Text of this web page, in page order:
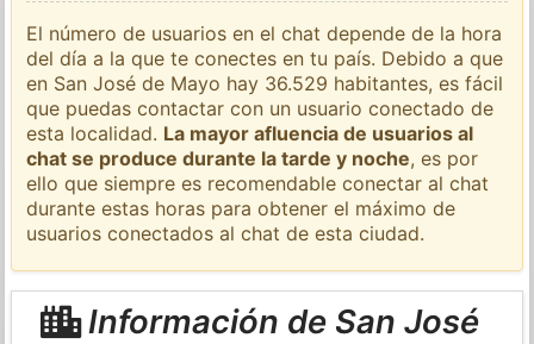
El número de usuarios en el chat depende de la hora
del día a la que te conectes en tu país. Debido a que
en San José de Mayo hay 36.529 habitantes, es fácil
que puedas contactar con un usuario conectado de
esta localidad. La mayor afluencia de usuarios al
chat se produce durante la tarde y noche, es por
ello que siempre es recomendable conectar al chat
durante estas horas para obtener el máximo de
usuarios conectados al chat de esta ciudad.
Información de San José